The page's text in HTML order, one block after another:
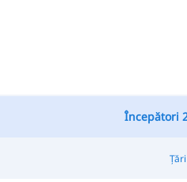
Începători